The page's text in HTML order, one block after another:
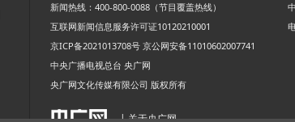
新闻热线：400-800-0088（节目覆盖热线）
互联网新闻信息服务许可证10120210001
京ICP备2021013708号 京公网安备11010602007741
中央广播电视总台 央广网
央广网文化传媒有限公司 版权所有
| 关于央广网